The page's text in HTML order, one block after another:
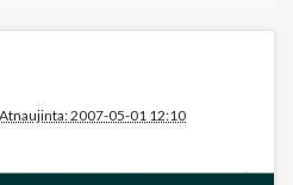
Atnaujinta: 2007-05-01 12:10